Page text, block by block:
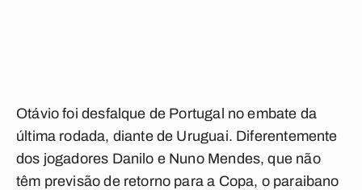
Otávio foi desfalque de Portugal no embate da
última rodada, diante de Uruguai. Diferentemente
dos jogadores Danilo e Nuno Mendes, que não
têm previsão de retorno para a Copa, o paraibano